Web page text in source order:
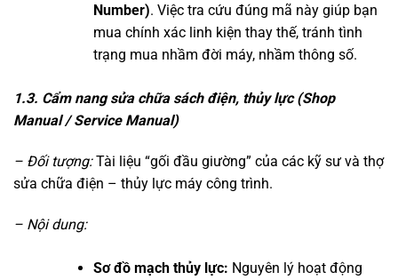
Number). Việc tra cứu đúng mã này giúp bạn
mua chính xác linh kiện thay thế, tránh tình
trạng mua nhầm đời máy, nhầm thông số.
1.3. Cẩm nang sửa chữa sách điện, thủy lực (Shop
Manual / Service Manual)
– Đối tượng:Tài liệu “gối đầu giường” của các kỹ sư và thợ
sửa chữa điện – thủy lực máy công trình.
– Nội dung:
Sơ đồ mạch thủy lực: Nguyên lý hoạt động